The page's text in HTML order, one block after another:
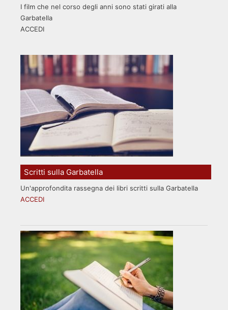
I film che nel corso degli anni sono stati girati alla
Garbatella
ACCEDI
Scritti sulla Garbatella
Un'approfondita rassegna dei libri scritti sulla Garbatella
ACCEDI